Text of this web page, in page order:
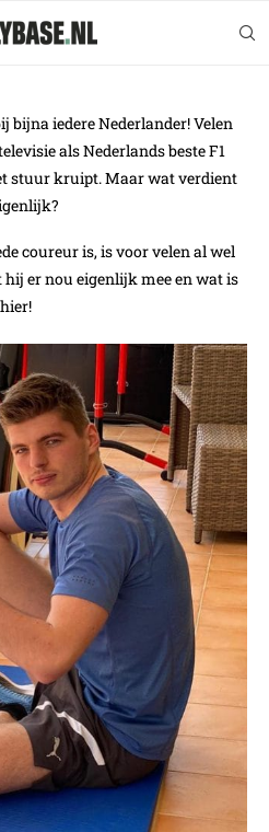
bijna iedere Nederlander! Velen
als Nederlands beste F1
stuur kruipt. Maar wat verdient
coureur is, is voor velen al wel
er nou eigenlijk mee en wat is